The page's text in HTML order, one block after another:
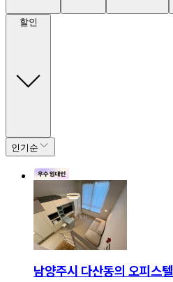
할인
인기순
남양주시 다산동의 오피스텔